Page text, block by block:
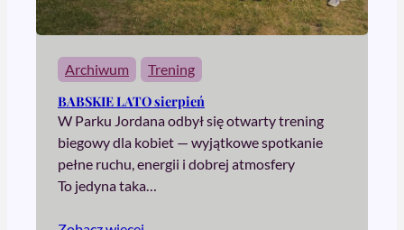
Archiwum Trening
BABSKIE LATO sierpień
W Parku Jordana odbył się otwarty trening
biegowy dla kobiet — wyjątkowe spotkanie
pełne ruchu, energii i dobrej atmosfery
To jedyna taka…